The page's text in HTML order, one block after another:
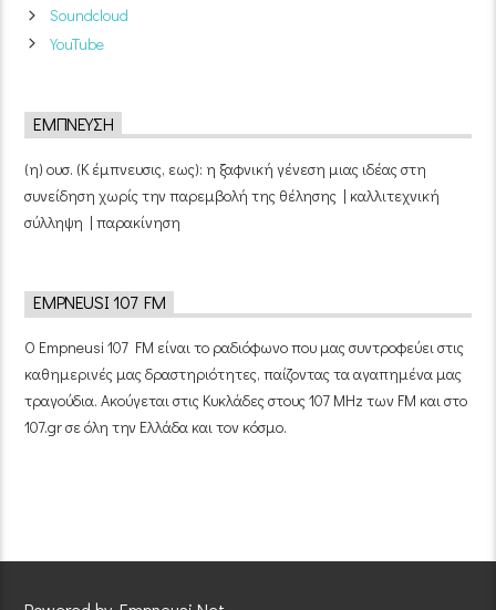
Soundcloud
YouTube
ΈΜΠΝΕΥΣΗ
(η) ουσ. (Κ έμπνευσις, εως): η ξαφνική γένεση μιας ιδέας στη
συνείδηση χωρίς την παρεμβολή της θέλησης | καλλιτεχνική
σύλληψη | παρακίνηση
EMPNEUSI 107 FM
Ο Empneusi 107 FM είναι το ραδιόφωνο που μας συντροφεύει στις
καθημερινές μας δραστηριότητες, παίζοντας τα αγαπημένα μας
τραγούδια. Ακούγεται στις Κυκλάδες στους 107 MHz των FM και στο
107.gr σε όλη την Ελλάδα και τον κόσμο.